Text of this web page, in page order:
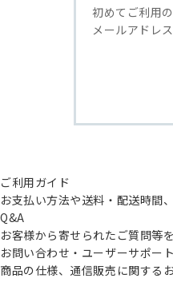
初めてご利用
メールアドレ
ご利用ガイド
お支払い方法や送料・配送時間
Q&A
お客様から寄せられたご質問等
お問い合わせ・ユーザーサポート
商品の仕様、通信販売に関する